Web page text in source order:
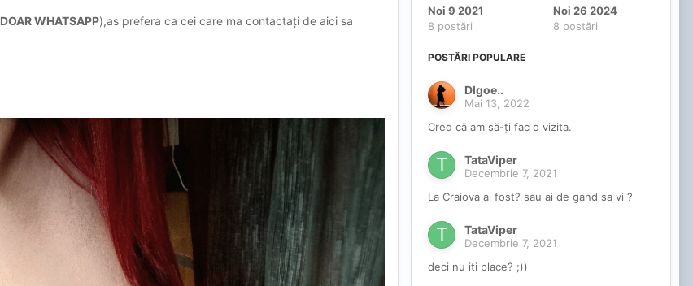
DOAR WHATSAPP),as prefera ca cei care ma contactați de aici sa
Noi 9 2021
8 postări
Noi 26 2024
8 postări
POSTĂRI POPULARE
Dlgoe..
Mai 13, 2022
Cred că am să-ți fac o vizita.
TataViper
Decembrie 7, 2021
La Craiova ai fost? sau ai de gand sa vi ?
TataViper
Decembrie 7, 2021
deci nu iti place? ;))